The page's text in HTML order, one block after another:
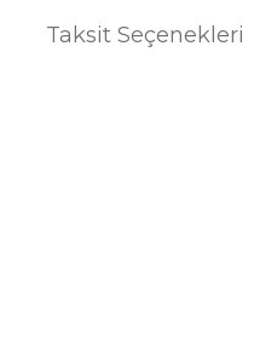
Taksit Seçenekleri